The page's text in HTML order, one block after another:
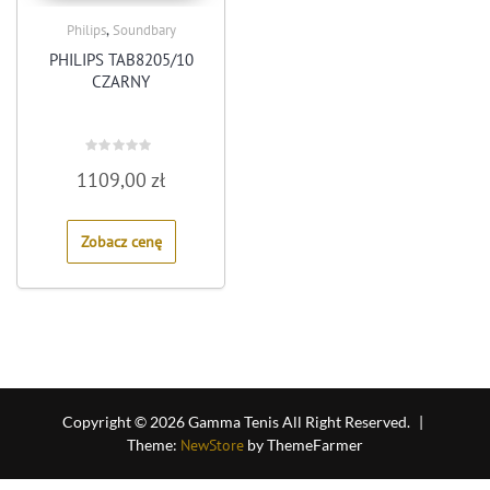
Philips, Soundbary
PHILIPS TAB8205/10
CZARNY
0
5
1109,00zł
Zobacz cenę
Copyright © 2026 Gamma Tenis All Right Reserved. |
Theme: NewStore by ThemeFarmer